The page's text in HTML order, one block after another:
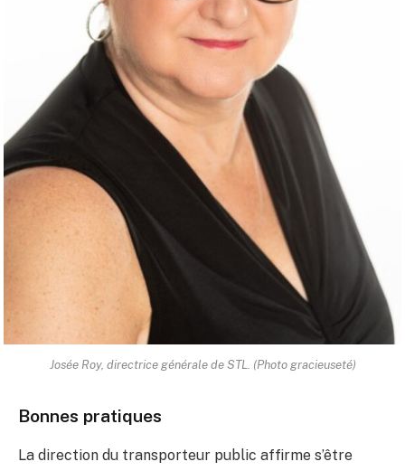
Josée Roy, directrice générale de STL. (Photo gracieuseté)
Bonnes pratiques
La direction du transporteur public affirme s’être